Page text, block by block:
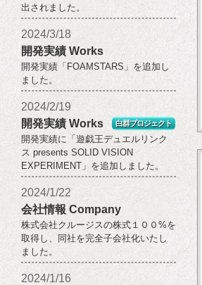
出されました。
2024/3/18
開発実績 Works
開発実績「FOAMSTARS」を追加し
ました。
2024/2/19
開発実績 Works
白群プロジェクト
開発実績に「遊戯王デュエルリンク
ス presents SOLID VISION
EXPERIMENT」を追加しました。
2024/1/22
会社情報 Company
株式会社クルージスの株式１００%を
取得し、同社を完全子会社化いたし
ました。
2024/1/16